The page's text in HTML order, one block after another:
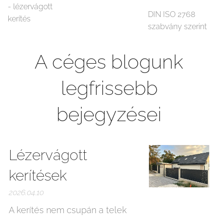
- lézervágott
kerítés
DIN ISO 2768
szabvány szerint
A céges blogunk
legfrissebb
bejegyzései
Lézervágott
kerítések
2026.04.10
A kerítés nem csupán a telek